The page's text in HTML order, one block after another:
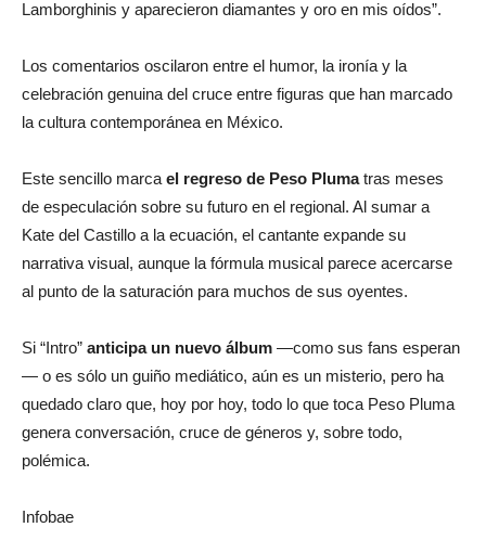
Lamborghinis y aparecieron diamantes y oro en mis oídos”.
Los comentarios oscilaron entre el humor, la ironía y la
celebración genuina del cruce entre figuras que han marcado
la cultura contemporánea en México.
Este sencillo marca el regreso de Peso Plumatras meses
de especulación sobre su futuro en el regional. Al sumar a
Kate del Castillo a la ecuación, el cantante expande su
narrativa visual, aunque la fórmula musical parece acercarse
al punto de la saturación para muchos de sus oyentes.
Si “Intro” anticipa un nuevo álbum —como sus fans esperan
— o es sólo un guiño mediático, aún es un misterio, pero ha
quedado claro que, hoy por hoy, todo lo que toca Peso Pluma
genera conversación, cruce de géneros y, sobre todo,
polémica.
Infobae